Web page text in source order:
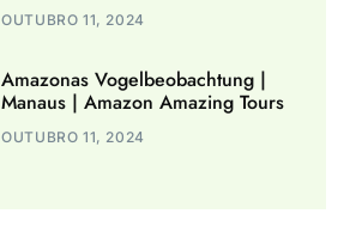
OUTUBRO 11, 2024
Amazonas Vogelbeobachtung |
Manaus | Amazon Amazing Tours
OUTUBRO 11, 2024